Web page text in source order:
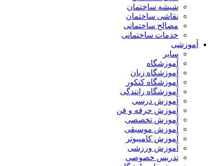
شیشه ساختمان
نقاشی ساختمان
مصالح ساختمانی
خدمات ساختمانی
آموزشی
سایر
آموزشگاه
آموزشگاه زبان
آموزشگاه کنکور
آموزشگاه رانندگی
آموزش درسی
آموزش حرفه و فن
آموزش تخصصی
آموزش موسیقی
آموزش کامپیوتر
آموزش ورزشی
تدریس خصوصی